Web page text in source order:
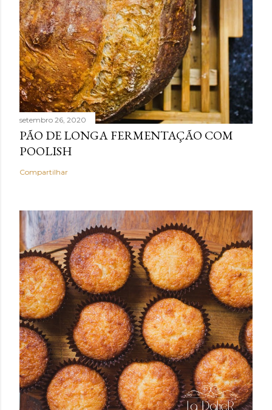
setembro 26, 2020
PÃO DE LONGA FERMENTAÇÃO COM
POOLISH
Compartilhar